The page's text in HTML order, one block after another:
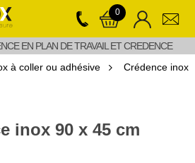
0
EN PLAN DE TRAVAIL ET CREDENCE
à coller ou adhésive
Crédence inox
inox 90 x 45 cm